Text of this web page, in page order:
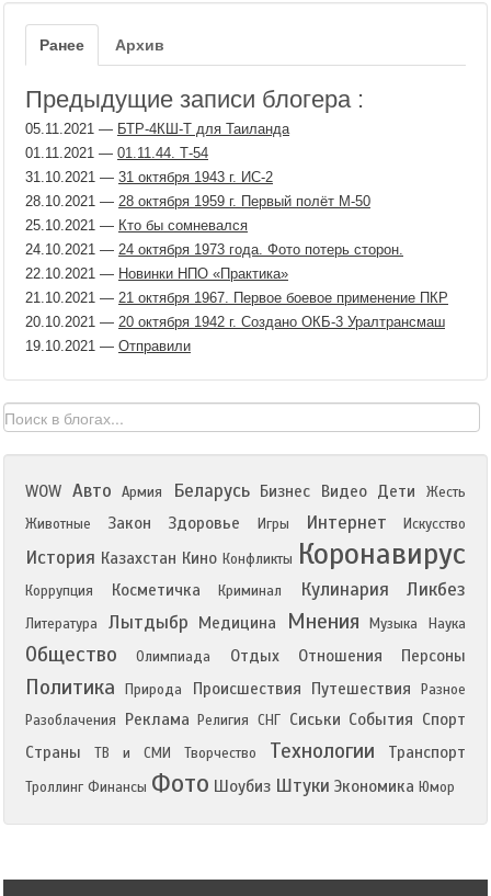
Ранее Архив
Предыдущие записи блогера :
05.11.2021 — БТР-4КШ-Т для Таиланда
01.11.2021 — 01.11.44. Т-54
31.10.2021 — 31 октября 1943 г. ИС-2
28.10.2021 — 28 октября 1959 г. Первый полёт М-50
25.10.2021 — Кто бы сомневался
24.10.2021 — 24 октября 1973 года. Фото потерь сторон.
22.10.2021 — Новинки НПО «Практика»
21.10.2021 — 21 октября 1967. Первое боевое применение ПКР
20.10.2021 — 20 октября 1942 г. Создано ОКБ-3 Уралтрансмаш
19.10.2021 — Отправили
WOW Авто Армия Беларусь Бизнес Видео Дети
Жесть
Животные
Закон Здоровье Игры Интернет Искусство
История Казахстан Кино Конфликты Коронавирус
Коррупция Косметичка Криминал Кулинария Ликбез
Литература Лытдыбр Медицина Мнения Музыка Наука
Общество Олимпиада Отдых Отношения Персоны
Политика Природа Происшествия Путешествия
Разное
Разоблачения
Реклама Религия СНГ Сиськи События Спорт
Страны
ТВ и СМИ Творчество Технологии Транспорт
Троллинг Финансы Фото Шоубиз Штуки Экономика Юмор